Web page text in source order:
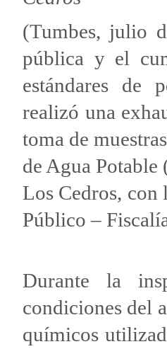
(Tumbes, julio
pública y el
estándares de
realizó una
toma de
de Agua
Los Cedros,
Público –
Durante la
condiciones del
químicos